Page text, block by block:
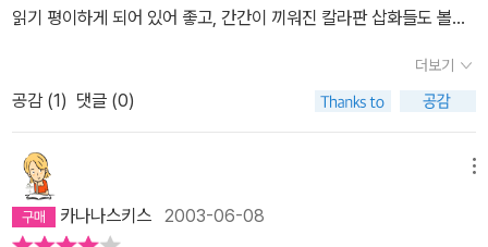
마무리하는 것은 한껏 신비롭기조차 하다. 이리저리 돌아봐도, 운영
읽기 평이하게 되어 있어 좋고, 간간이 끼워진 칼라판 삽화들도 볼만
더보기
공감 (1) 댓글 (0)
카나나스키스 2003-06-08